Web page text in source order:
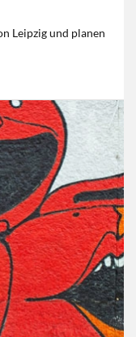
Leipzig und planen